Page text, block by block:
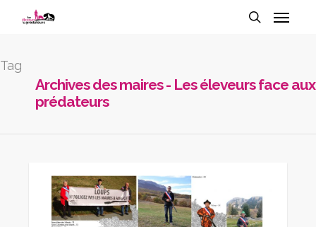
Tag
Archives des maires - Les éleveurs face aux
prédateurs